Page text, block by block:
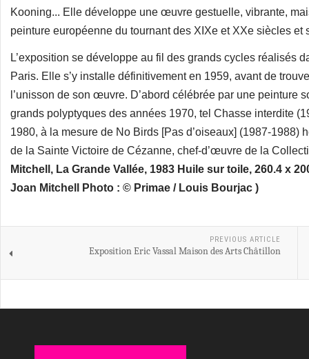
Kooning... Elle développe une œuvre gestuelle, vibrante,
peinture européenne du tournant des XIXe et XXe siècles
L’exposition se développe au fil des grands cycles réalisés
Paris. Elle s’y installe définitivement en 1959, avant de
l’unisson de son œuvre. D’abord célébrée par une
grands polyptyques des années 1970, tel Chasse interdite
1980, à la mesure de No Birds [Pas d’oiseaux] (1987-1988)
de la Sainte Victoire de Cézanne, chef-d’œuvre de la
Mitchell, La Grande Vallée, 1983 Huile sur toile, 260.4 x
Joan Mitchell Photo : © Primae / Louis Bourjac )
PREVIOUS ARTICLE
Exposition Eric Vassal Maison des Arts Châtillon